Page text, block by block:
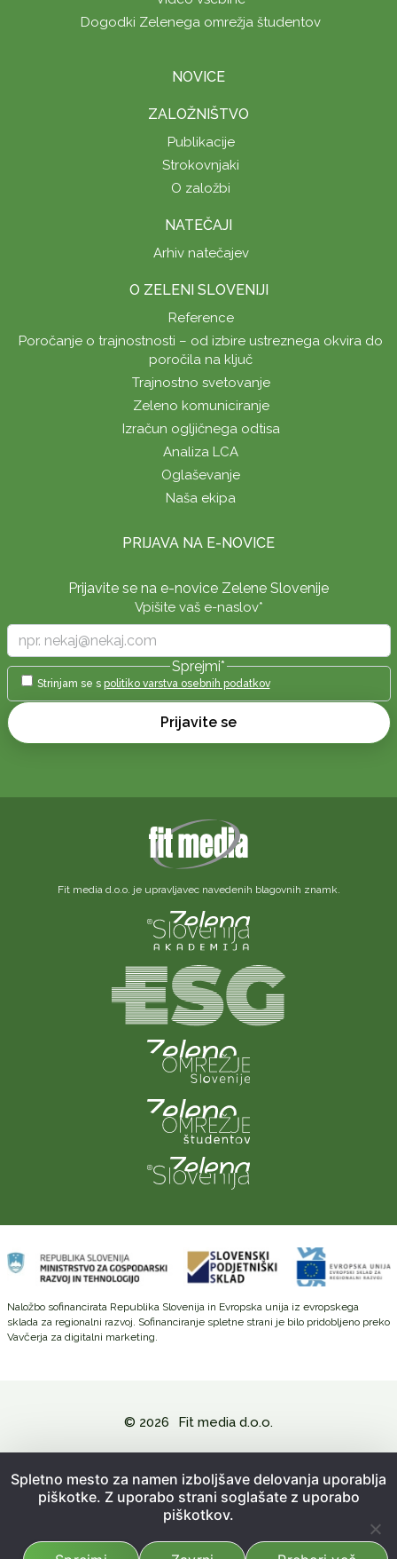
Dogodki Zelenega omrežja študentov
NOVICE
ZALOŽNIŠTVO
Publikacije
Strokovnjaki
O založbi
NATEČAJI
Arhiv natečajev
O ZELENI SLOVENIJI
Reference
Poročanje o trajnostnosti – od izbire ustreznega okvira do
poročila na ključ
Trajnostno svetovanje
Zeleno komuniciranje
Izračun ogljičnega odtisa
Analiza LCA
Oglaševanje
Naša ekipa
PRIJAVA NA E-NOVICE
Prijavite se na e-novice Zelene Slovenije
Vpišite vaš e-naslov*
Sprejmi*
Strinjam se s politiko varstva osebnih podatkov
Prijavite se
Fit media d.o.o. je upravljavec navedenih blagovnih znamk.
Naložbo sofinancirata Republika Slovenija in Evropska unija iz evropskega
sklada za regionalni razvoj. Sofinanciranje spletne strani je bilo pridobljeno preko
Vavčerja za digitalni marketing.
© 2026 Fit media d.o.o.
Splošni pogoji poslovanja
Spletno mesto za namen izboljšave delovanja uporablja
piškotke. Z uporabo strani soglašate z uporabo
piškotkov.